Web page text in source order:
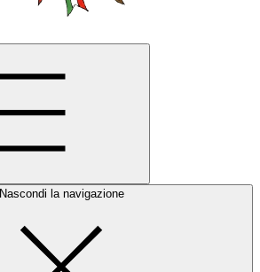
Nascondi la navigazione